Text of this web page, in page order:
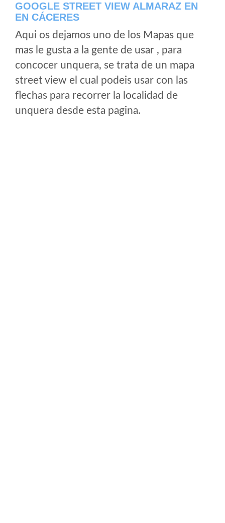
GOOGLE STREET VIEW ALMARAZ EN
EN CÁCERES
Aqui os dejamos uno de los Mapas que
mas le gusta a la gente de usar , para
concocer unquera, se trata de un mapa
street view el cual podeis usar con las
flechas para recorrer la localidad de
unquera desde esta pagina.